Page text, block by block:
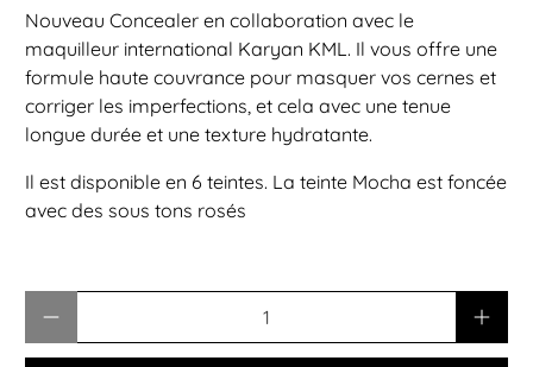
Nouveau Concealer en collaboration avec le
maquilleur international Karyan KML. Il vous offre une
formule haute couvrance pour masquer vos cernes et
corriger les imperfections, et cela avec une tenue
longue durée et une texture hydratante.
Il est disponible en 6 teintes. La teinte Mocha est foncée
avec des sous tons rosés